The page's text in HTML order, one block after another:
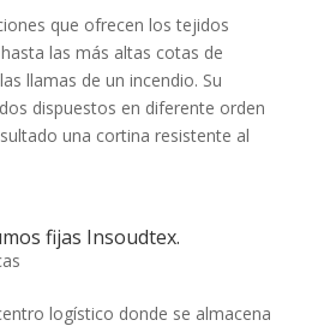
que ofrecen los tejidos
las más altas cotas de
llamas de un incendio. Su
dispuestos en diferente orden
una cortina resistente al
fijas Insoudtex.
logístico donde se almacena